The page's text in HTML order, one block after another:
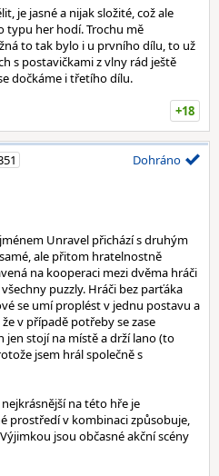
je jasné a nijak složité, což ale
typu her hodí. Trochu mě
to tak bylo i u prvního dílu, to už
s postavičkami z vlny rád ještě
dočkáme i třetího dílu.
+18
Dohráno
Unravel přichází s druhým
ale přitom hratelnostně
na kooperaci mezi dvěma hráči
puzzly. Hráči bez parťáka
se umí proplést v jednu postavu a
v případě potřeby se zase
jen stojí na místě a drží lano (to
jsem hrál společně s
na této hře je
prostředí v kombinaci způsobuje,
jsou občasné akční scény